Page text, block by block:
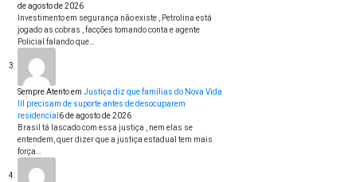
de agosto de 2026
Investimento em segurança não existe , Petrolina está
jogado as cobras , facções tomando conta e agente
Policial falando que…
Sempre Atentoem Justiça diz que famílias do Nova Vida
III precisam de suporte antes de desocuparem
residencial 6 de agosto de 2026
Brasil tá lascado com essa justiça , nem elas se
entendem, quer dizer que a justiça estadual tem mais
força…